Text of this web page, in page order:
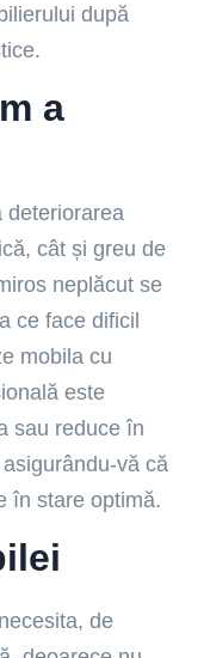
după
a
deteriorarea
cât și greu de
neplăcut se
ce face dificil
mobila cu
este
sau reduce în
vă că
în stare optimă.
de